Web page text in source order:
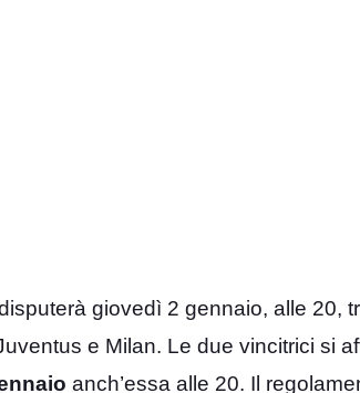
giovedì 2 gennaio, alle 20,
e Milan. Le due vincitrici si
anch’essa alle 20. Il